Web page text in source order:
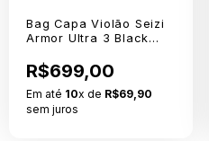
Bag Capa Violão Seizi
Armor Ultra 3 Black
R$699,00
Em até 10x de R$69,90
sem juros